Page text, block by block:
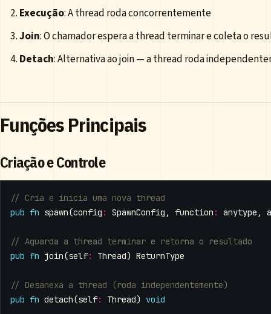
Execução: A thread roda concorrentemente
Join: O chamador espera a thread terminar e coleta o
Detach: Alternativa ao join — a thread roda
Funções Principais
Criação e Controle
pub fn spawn(config : SpawnConfig , function : anytype ,
pub fn join(self: Thread) ReturnType
pub fn detach(self: Thread) void